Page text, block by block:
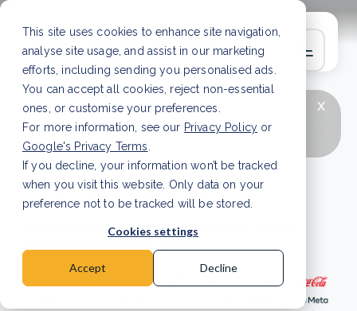
This site uses cookies to enhance site navigation,
analyse site usage, and assist in our marketing
efforts, including sending you personalised ads.
You can accept all cookies, reject non-essential
ones, or customise your preferences.
For more information, see our Privacy Policy or
Google's Privacy Terms
If you decline, your information won’t be tracked
when you visit this website. Only data on your
preference not to be tracked will be stored.
Cookies settings
Accept Decline
x
LAATSTE ARTIKEL
CSRD en uw positie als
leverancier: wat verandert er in 2026?Lees
artikel
Case studies
Lees meer over bedrijven die de stap naar de